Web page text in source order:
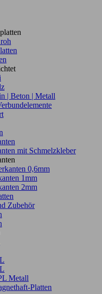
| Beton | Metall
mit Schmelzkleber
0,6mm
1mm
2mm
Zubehör
Metall
Platten